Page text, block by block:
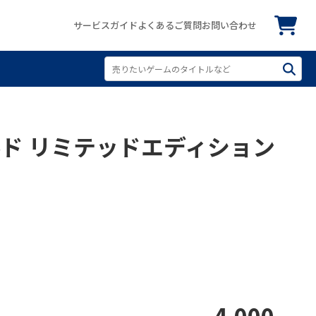
サービスガイドよくあるご質問お問い合わせ
リミテッドエディション